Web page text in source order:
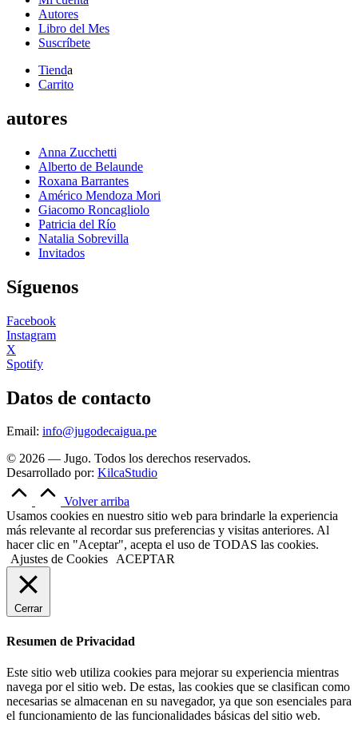
Autores
Libro del Mes
Suscríbete
Tienda
Carrito
autores
Anna Zucchetti
Alberto de Belaunde
Roxana Barrantes
Américo Mendoza Mori
Giacomo Roncagliolo
Patricia del Río
Natalia Sobrevilla
Invitados
Síguenos
Facebook
Instagram
X
Spotify
Datos de contacto
Email: info@jugodecaigua.pe
© 2026 — Jugo. Todos los derechos reservados.
Desarrollado por: KilcaStudio
Volver arriba
Usamos cookies en nuestro sitio web para brindarle la experiencia
más relevante al recordar sus preferencias y visitas anteriores. Al
hacer clic en "Aceptar", acepta el uso de TODAS las cookies.
Ajustes de Cookies ACEPTAR
Cerrar
Resumen de Privacidad
Este sitio web utiliza cookies para mejorar su experiencia mientras
navega por el sitio web. De estas, las cookies que se clasifican como
necesarias se almacenan en su navegador, ya que son esenciales para
el funcionamiento de las funcionalidades básicas del sitio web.